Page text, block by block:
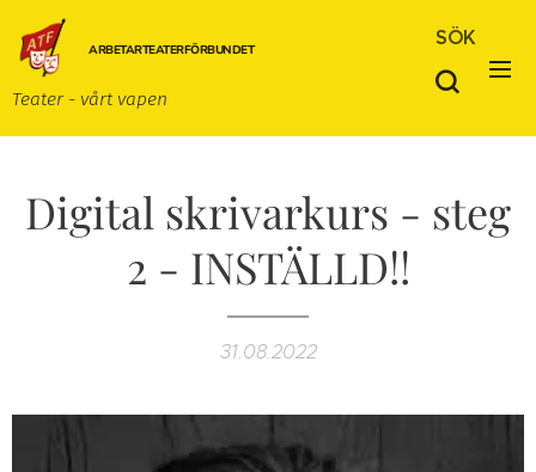
ARBETARTEATERFÖRBUNDET
Teater - vårt vapen
SÖK
Digital skrivarkurs - steg
2 - INSTÄLLD!!
31.08.2022